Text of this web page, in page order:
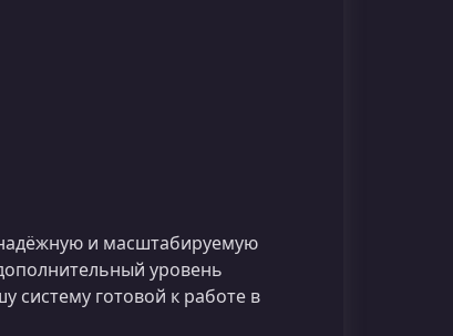
и масштабируемую
уровень
систему готовой к работе в